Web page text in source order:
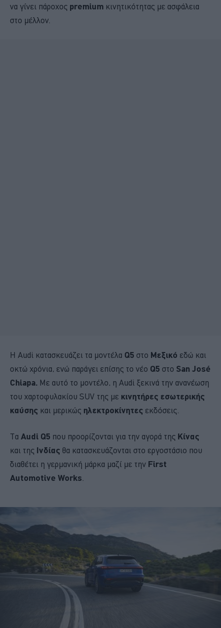
να γίνει πάροχος premium κινητικότητας με ασφάλεια
στο μέλλον.
Η Audi κατασκευάζει τα μοντέλα Q5 στο Μεξικό εδώ και
οκτώ χρόνια, ενώ παράγει επίσης το νέο Q5 στο San José
Chiapa. Με αυτό το μοντέλο, η Audi ξεκινά την ανανέωση
του χαρτοφυλακίου SUV της με κινητήρες εσωτερικής
καύσης και μερικώς ηλεκτροκίνητες εκδόσεις.
Τα Audi Q5 που προορίζονται για την αγορά της Κίνας
και της Ινδίας θα κατασκευάζονται στο εργοστάσιο που
διαθέτει η γερμανική μάρκα μαζί με την First
Automotive Works